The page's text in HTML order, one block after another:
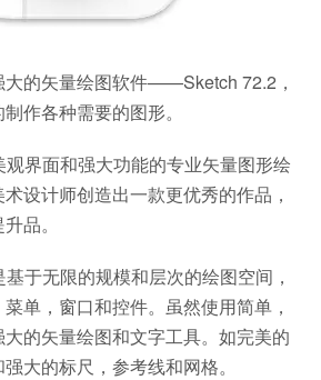
大的矢量绘图软件——Sketch 72.2，
作各种需要的图形。
界面和强大功能的专业矢量图形绘
设计师创造出一款更优秀的作品，
品。
于无限的规模和层次的绘图空间，
单，窗口和控件。虽然使用简单，
的矢量绘图和文字工具。如完美的
大的标尺，参考线和网格。